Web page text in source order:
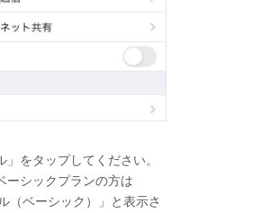
」をタップしてください。
ーシックプランの方は
（ベーシック）」と表示さ